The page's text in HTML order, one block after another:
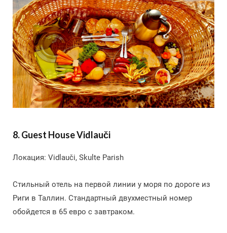
8. Guest House Vidlauči
Локация: Vidlauči, Skulte Parish
Стильный отель на первой линии у моря по дороге из
Риги в Таллин. Стандартный двухместный номер
обойдется в 65 евро с завтраком.